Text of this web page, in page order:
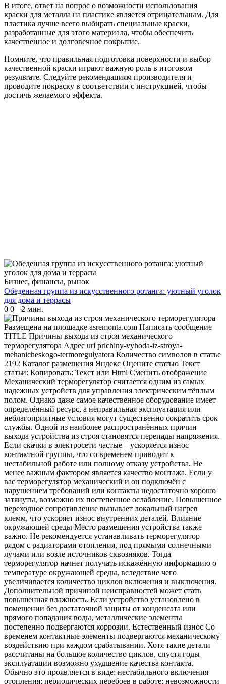
В итоге, ответ на вопрос о возможности использования
краски для металла на пластике является отрицательным. Для
пластика лучше всего выбирать специальные краски,
разработанные для этого материала, чтобы обеспечить
качественное и долговечное покрытие.
Помните, что правильная подготовка поверхности и выбор
качественной краски играют важную роль в итоговом
результате. Следуйте рекомендациям производителя и
проводите покраску в соответствии с инструкцией, чтобы
достичь желаемого эффекта.
Бизнес, финансы, рынок
Обеденная группа из искусственного ротанга: уютный уголок
для дома и террасы
0 0 2 мин.